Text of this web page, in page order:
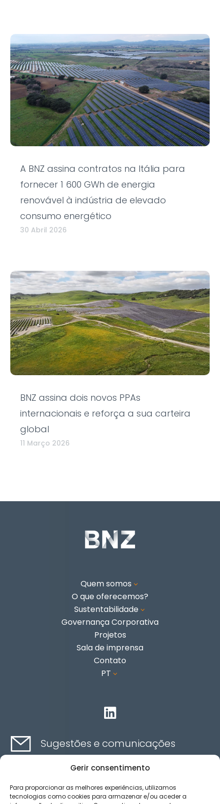
Gerir consentimento
Para proporcionar as melhores experiências, utilizamos
tecnologias como cookies para armazenar e/ou aceder a
A BNZ assina contratos na Itália para
fornecer 1 600 GWh de energia
renovável à indústria de elevado
consumo energético
30 Abril 2026
BNZ assina dois novos PPAs
internacionais e reforça a sua carteira
global
11 Março 2026
Quem somos 3
O que oferecemos?
Sustentabilidade 3
Governança Corporativa
Projetos
Sala de imprensa
Contato
PT 3

Sugestões e comunicações